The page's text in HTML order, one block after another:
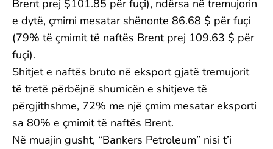
Brent prej $101.85 për fuçi), ndërsa në tremujorin
e dytë, çmimi mesatar shënonte 86.68 $ për fuçi
(79% të çmimit të naftës Brent prej 109.63 $ për
fuçi).
Shitjet e naftës bruto në eksport gjatë tremujorit
të tretë përbëjnë shumicën e shitjeve të
përgjithshme, 72% me një çmim mesatar eksporti
sa 80% e çmimit të naftës Brent.
Në muajin gusht, “Bankers Petroleum” nisi t’i